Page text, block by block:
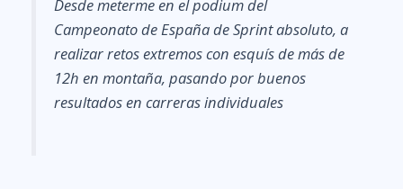
Desde meterme en el podium del
Campeonato de España de Sprint absoluto, a
realizar retos extremos con esquís de más de
12h en montaña, pasando por buenos
resultados en carreras individuales